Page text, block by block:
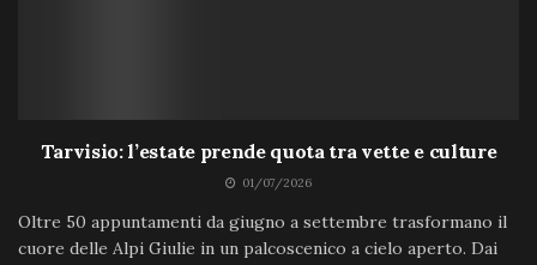
Tarvisio: l’estate prende quota tra vette e culture
01/07/2026
Oltre 50 appuntamenti da giugno a settembre trasformano il
cuore delle Alpi Giulie in un palcoscenico a cielo aperto. Dai